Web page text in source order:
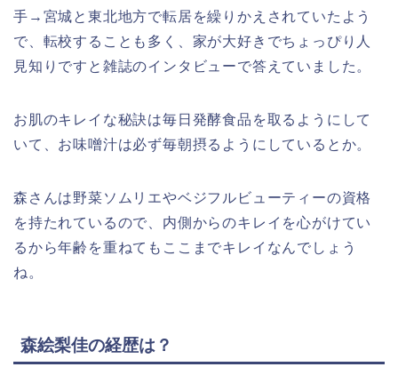
手→宮城と東北地方で転居を繰りかえされていたよう
で、転校することも多く、家が大好きでちょっぴり人
見知りですと雑誌のインタビューで答えていました。
お肌のキレイな秘訣は毎日発酵食品を取るようにして
いて、お味噌汁は必ず毎朝摂るようにしているとか。
森さんは野菜ソムリエやベジフルビューティーの資格
を持たれているので、内側からのキレイを心がけてい
るから年齢を重ねてもここまでキレイなんでしょう
ね。
森絵梨佳の経歴は？